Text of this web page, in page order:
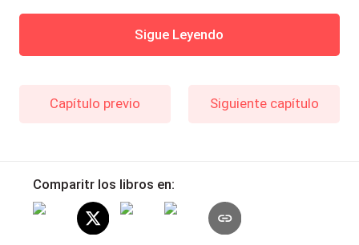
Sigue Leyendo
Capítulo previo Siguiente capítulo
Comparitr los libros en: